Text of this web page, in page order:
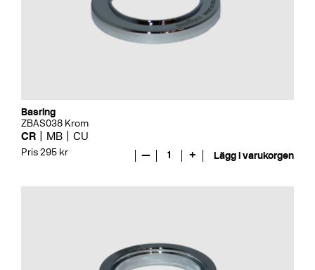
Basring
ZBAS038 Krom
CR MB CU
Pris 295 kr — 1 + Lägg i varukorgen